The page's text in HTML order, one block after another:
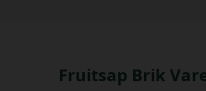
Fruitsap Brik